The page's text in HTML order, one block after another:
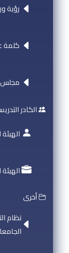
رؤية
كلمة
مجلس
الكادر
أخرى
نظام